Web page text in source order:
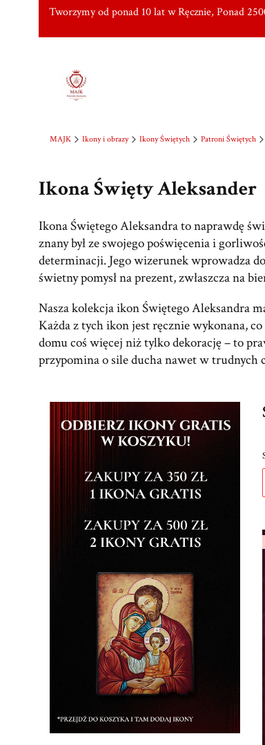
Tworzymy od ponad 10 lat w Ręcznie, Ponad
MAJK Ikony i obrazy Ikony Świętych Patroni Świętych
Ikona Święty Aleksander
Ikona Świętego Aleksandra to naprawdę
znany był ze swojego poświęcenia i
determinacji. Jego wizerunek wprowadza
świetny pomysł na prezent, zwłaszcza na
Nasza kolekcja ikon Świętego Aleksandra
Każda z tych ikon jest ręcznie wykonana,
domu coś więcej niż tylko dekorację – to
przypomina o sile ducha nawet w trudnych